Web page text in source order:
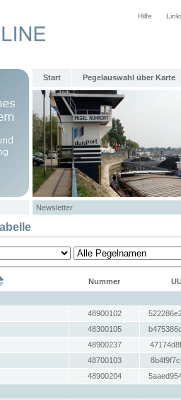
Hilfe
Start Pegelauswahl über Karte
Newsletter
Nummer
48900102
48300105
48900237
48700103
48900204